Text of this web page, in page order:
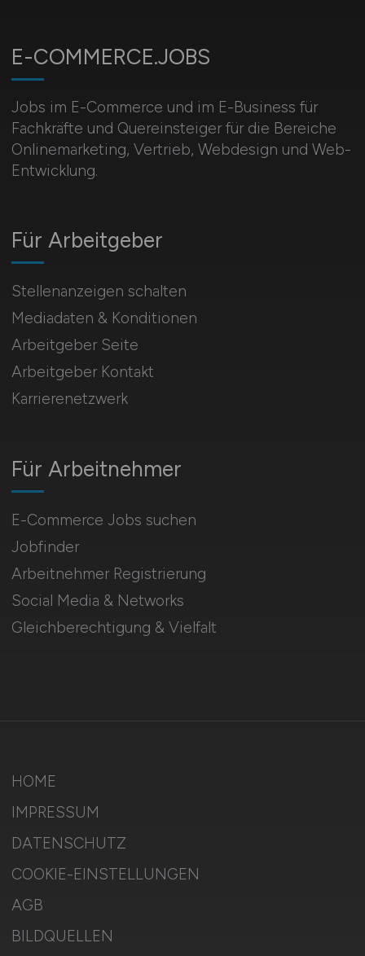
E-COMMERCE.JOBS
Jobs im E-Commerce und im E-Business für
Fachkräfte und Quereinsteiger für die Bereiche
Onlinemarketing, Vertrieb, Webdesign und Web-
Entwicklung.
Für Arbeitnehmer
E-Commerce Jobs suchen
Jobfinder
Arbeitnehmer Registrierung
Social Media & Networks
Gleichberechtigung & Vielfalt
Für Arbeitgeber
Stellenanzeigen schalten
Mediadaten & Konditionen
Arbeitgeber Seite
Arbeitgeber Kontakt
Karrierenetzwerk
HOME
IMPRESSUM
DATENSCHUTZ
COOKIE-EINSTELLUNGEN
AGB
BILDQUELLEN